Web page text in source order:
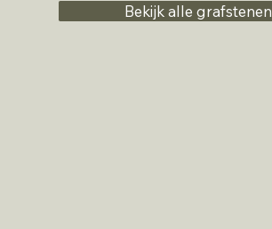
Bekijk alle grafstenen